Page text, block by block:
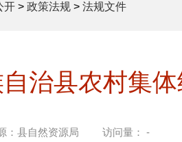
开 > 政策法规 > 法规文件
治县农村集
： 县自然资源局 访问量： -